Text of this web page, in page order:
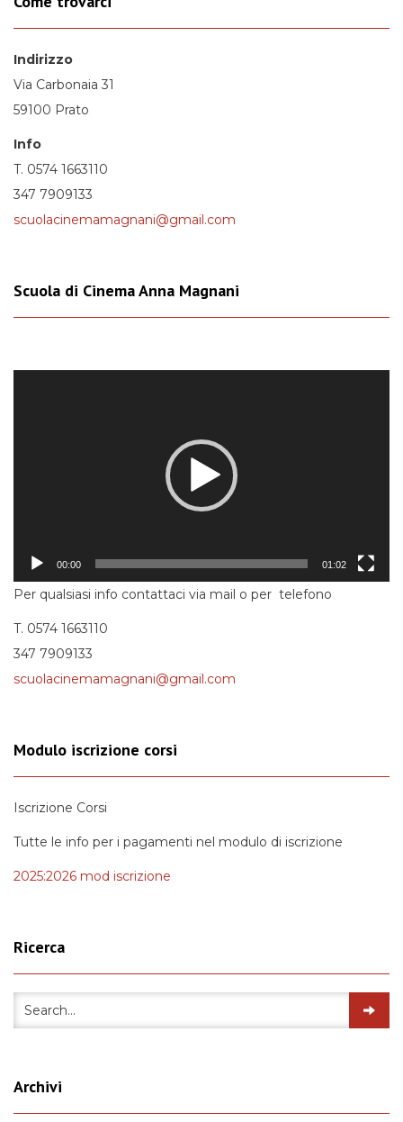
Indirizzo
Via Carbonaia 31
59100 Prato
Info
T. 0574 1663110
347 7909133
scuolacinemamagnani@gmail.com
Scuola di Cinema Anna Magnani
00:00 01:02
Per qualsiasi info contattaci via mail o per telefono
T. 0574 1663110
347 7909133
scuolacinemamagnani@gmail.com
Modulo iscrizione corsi
Iscrizione Corsi
Tutte le info per i pagamenti nel modulo di iscrizione
2025:2026 mod iscrizione
Ricerca
Archivi